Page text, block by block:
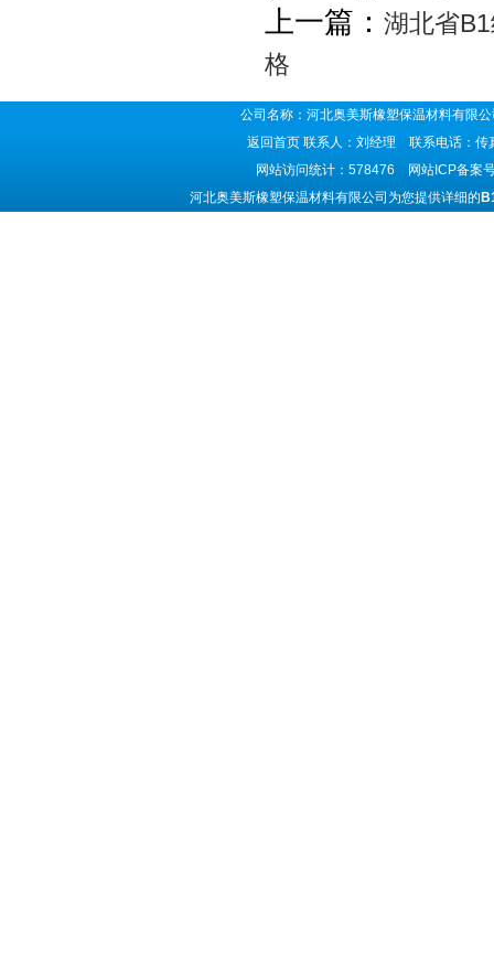
上一篇： 湖北省
格
公司名称：河北奥美斯橡塑保温材料有
返回首页 联系人：刘经理 联系电话：
网站访问统计：578476 网站ICP备案
河北奥美斯橡塑保温材料有限公司为您提供详细的